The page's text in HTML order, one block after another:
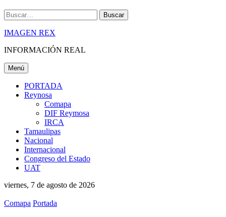
Buscar
IMAGEN REX
INFORMACIÓN REAL
Menú
PORTADA
Reynosa
Comapa
DIF Reymosa
IRCA
Tamaulipas
Nacional
Internacional
Congreso del Estado
UAT
viernes, 7 de agosto de 2026
Comapa Portada